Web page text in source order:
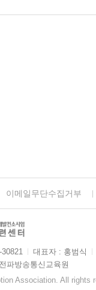
이메일무단수집거부
대표자 : 홍범식
파방송통신교육원
Association. All rights